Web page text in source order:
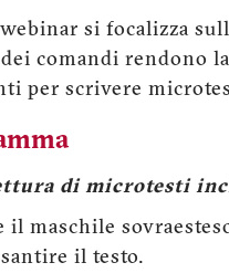
si focalizza
comandi rendono
per scrivere
di microtesti
il maschile
il testo.